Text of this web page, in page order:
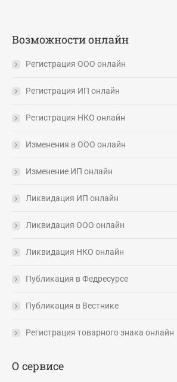
Возможности онлайн
Регистрация ООО онлайн
Регистрация ИП онлайн
Регистрация НКО онлайн
Изменения в ООО онлайн
Изменение ИП онлайн
Ликвидация ИП онлайн
Ликвидация ООО онлайн
Ликвидация НКО онлайн
Публикация в Федресурсе
Публикация в Вестнике
Регистрация товарного знака онлайн
О сервисе